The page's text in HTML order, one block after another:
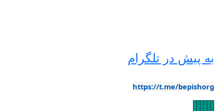
پیش در تلگرام
https://t.me/